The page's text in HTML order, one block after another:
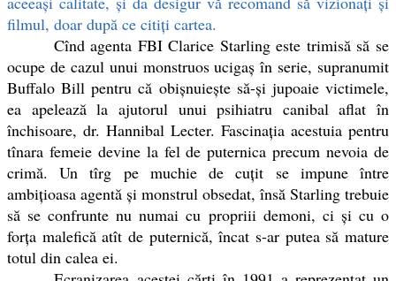
filmul, doar după ce citiți cartea.
Cînd agenta FBI Clarice Starling este trimisă să se
ocupe de cazul unui monstruos ucigaș în serie, supranumit
Buffalo Bill pentru că obișnuiește să-și jupoaie victimele,
ea apelează la ajutorul unui psihiatru canibal aflat în
închisoare, dr. Hannibal Lecter. Fascinația acestuia pentru
tînara femeie devine la fel de puternica precum nevoia de
crimă. Un tîrg pe muchie de cuțit se impune între
ambițioasa agentă și monstrul obsedat, însă Starling trebuie
să se confrunte nu numai cu propriii demoni, ci și cu o
forța malefică atît de puternică, încat s-ar putea să mature
totul din calea ei.